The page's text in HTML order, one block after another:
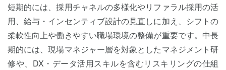
短期的には、採用チャネルの多様化やリファラル採用の活
用、給与・インセンティブ設計の見直しに加え、シフトの
柔軟性向上や働きやすい職場環境の整備が重要です。中長
期的には、現場マネジャー層を対象としたマネジメント研
修や、DX・データ活用スキルを含むリスキリングの仕組